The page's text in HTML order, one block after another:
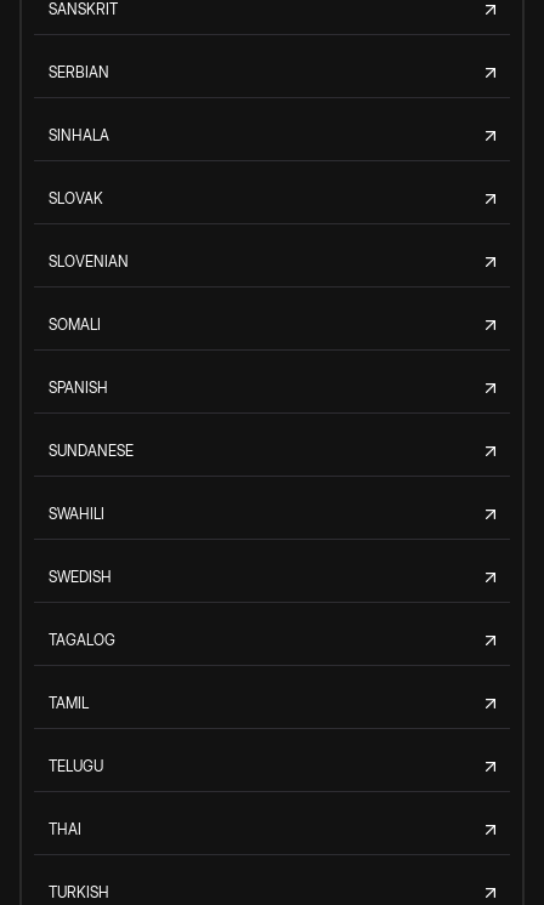
SANSKRIT
SERBIAN
SINHALA
SLOVAK
SLOVENIAN
SOMALI
SPANISH
SUNDANESE
SWAHILI
SWEDISH
TAGALOG
TAMIL
TELUGU
THAI
TURKISH